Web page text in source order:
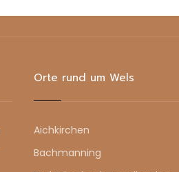
Orte rund um Wels
Aichkirchen
Bachmanning